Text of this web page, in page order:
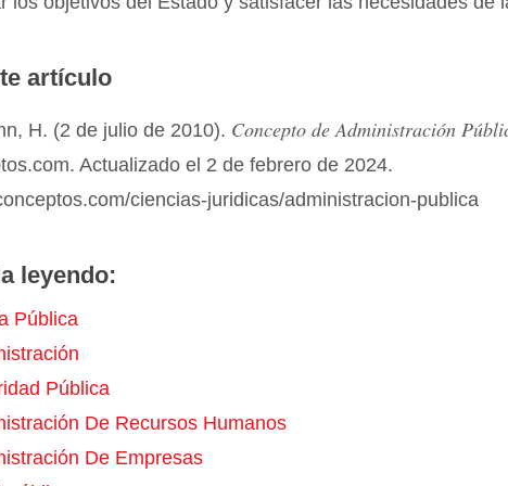
artículo
H. (2 de julio de 2010). Concepto de Administración
Actualizado el 2 de febrero de 2024.
ciencias-juridicas/administracion-publica
leyendo:
Pública
Pública
De Recursos Humanos
De Empresas